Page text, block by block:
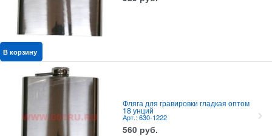
В корзину
Фляга для гравировки гладкая оптом
18 унций
Арт.: 630-1222
560 руб.